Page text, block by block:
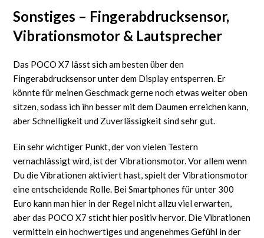
Sonstiges – Fingerabdrucksensor,
Vibrationsmotor & Lautsprecher
Das POCO X7 lässt sich am besten über den
Fingerabdrucksensor unter dem Display entsperren. Er
könnte für meinen Geschmack gerne noch etwas weiter oben
sitzen, sodass ich ihn besser mit dem Daumen erreichen kann,
aber Schnelligkeit und Zuverlässigkeit sind sehr gut.
Ein sehr wichtiger Punkt, der von vielen Testern
vernachlässigt wird, ist der Vibrationsmotor. Vor allem wenn
Du die Vibrationen aktiviert hast, spielt der Vibrationsmotor
eine entscheidende Rolle. Bei Smartphones für unter 300
Euro kann man hier in der Regel nicht allzu viel erwarten,
aber das POCO X7 sticht hier positiv hervor. Die Vibrationen
vermitteln ein hochwertiges und angenehmes Gefühl in der